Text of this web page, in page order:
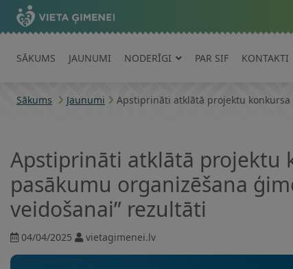
SĀKUMS JAUNUMI NODERĪGI PAR SIF KONTAKTI
Sākums Jaunumi Apstiprināti atklātā projektu
Apstiprināti atklātā projektu
pasākumu organizēšana
veidošanai” rezultāti
04/04/2025 vietagimenei.lv